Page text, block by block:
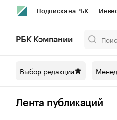
Подписка на РБК
Спецпроекты СПб
Технологии и медиа
РБК Компании
Выбор редакции
Лента публикаций